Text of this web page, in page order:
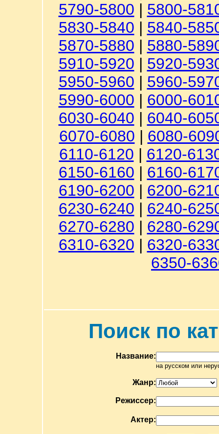
5790-5800 | 5800-
5830-5840 | 5840-
5870-5880 | 5880-
5910-5920 | 5920-
5950-5960 | 5960-
5990-6000 | 6000-
6030-6040 | 6040-
6070-6080 | 6080-
6110-6120 | 6120-
6150-6160 | 6160-
6190-6200 | 6200-
6230-6240 | 6240-
6270-6280 | 6280-
6310-6320 | 6320-
6350-
Поиск по
Название:
на русском или
Жанр:
Режиссер:
Актер: